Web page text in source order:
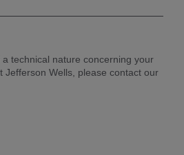
technical nature concerning your
Jefferson Wells, please contact our